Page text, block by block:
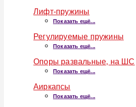
Лифт-пружины
Показать ещё...
Регулируемые пружины
Показать ещё...
Опоры развальные, на ШС
Показать ещё...
Аиркапсы
Показать ещё...